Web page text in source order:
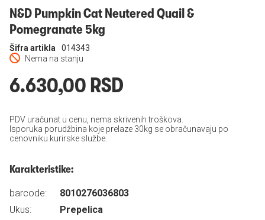
N&D Pumpkin Cat Neutered Quail &
Pomegranate 5kg
Nema na stanju
Šifra artikla 014343
6.630,00 RSD
PDV uračunat u cenu, nema skrivenih troškova.
Isporuka porudžbina koje prelaze 30kg se obračunavaju po
cenovniku kurirske službe.
Karakteristike:
barcode:
8010276036803
Ukus:
Prepelica